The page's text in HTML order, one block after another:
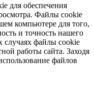
для обеспечения
Файлы cookie
компьютере для того,
и точность нашего
случаях файлы cookie
работы сайта. Заходя
файлов